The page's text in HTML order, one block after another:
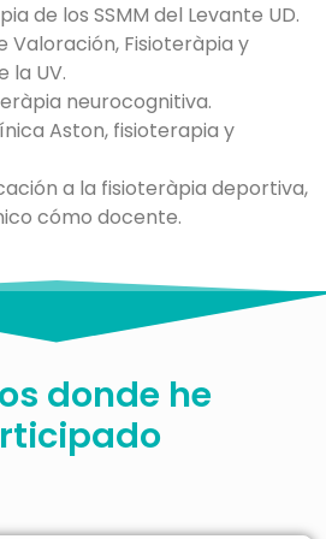
de los SSMM del Levante UD.
Valoración, Fisioteràpia y
la UV.
neurocognitiva.
Aston, fisioterapia y
a la fisioteràpia deportiva,
cómo docente.
donde he